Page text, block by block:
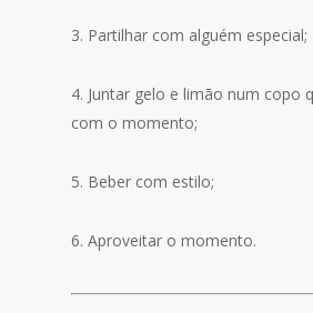
3. Partilhar com alguém especial;
4. Juntar gelo e limão num copo
com o momento;
5. Beber com estilo;
6. Aproveitar o momento.